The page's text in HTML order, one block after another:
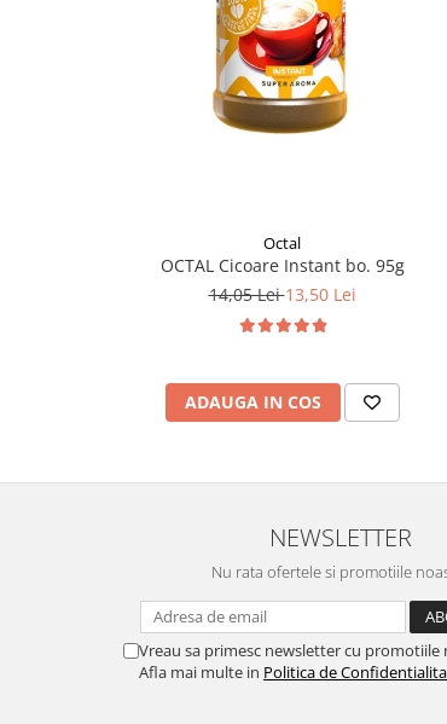
Octal
OCTAL Cicoare Instant bo. 95g
14,05 Lei13,50 Lei
ADAUGA IN COS
NEWSLETTER
Nu rata ofertele si promotiile
Vreau sa primesc newsletter cu promotiile
Afla mai multe in Politica de